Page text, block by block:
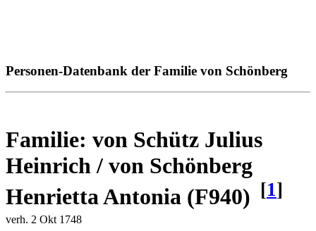
Personen-Datenbank der Familie von Schönberg
Familie: von Schütz Julius
Heinrich / von Schönberg
Henrietta Antonia (F940) [1]
verh. 2 Okt 1748